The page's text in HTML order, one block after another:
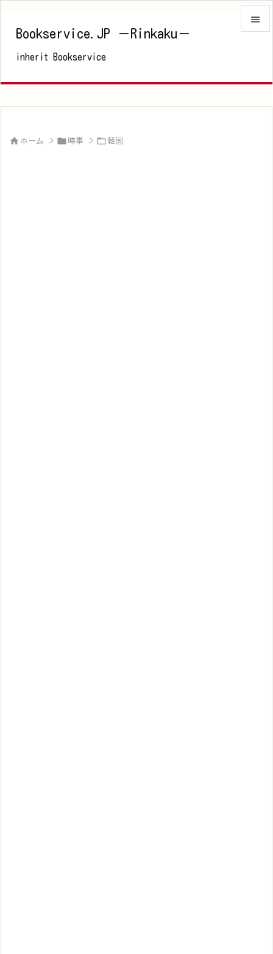
Bookservice.JP －Rinkaku－
inherit Bookservice


 ホーム >  時事 >  韓国